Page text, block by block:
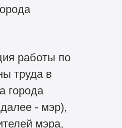
работы по
труда в
города
- мэр),
мэра,